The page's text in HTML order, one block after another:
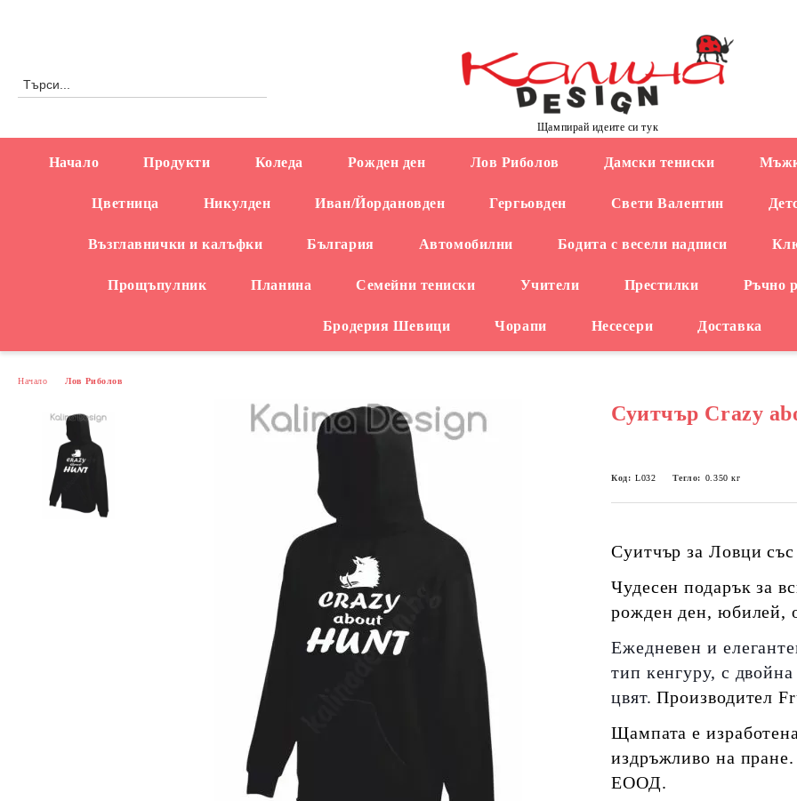
Щампирай идеите си тук
Начало Продукти Коледа Рожден ден Лов Риболов Дамски тениски
Цветница Никулден Иван/Йордановден Гергьовден Свети Валентин
Възглавнички и калъфки България Автомобилни Бодита с весели надписи
Прощъпулник Планина Семейни тениски Учители Престилки Ръчно
Бродерия Шевици Чорапи Несесери Доставка
Начало Лов Риболов
Суитчър Crazy
Код: L032 Тегло: 0.350 кг
Суитчър за Ловци със
Чудесен подарък за
рожден ден, юбилей,
Ежедневeн и
тип кенгуру, с
цвят.Производител
Щампата е
издръжливо на
ЕООД.